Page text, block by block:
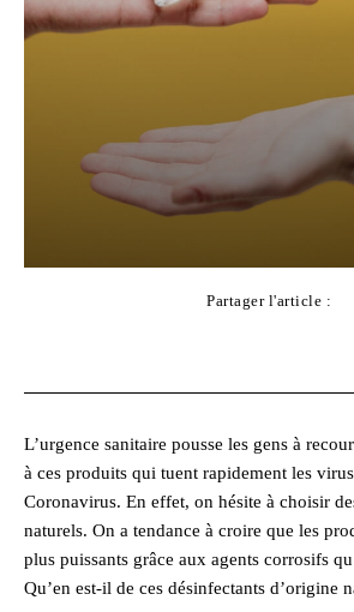
Partager l'article :
L’urgence sanitaire pousse les gens à
à ces produits qui tuent rapidement les
Coronavirus. En effet, on hésite à choisir
naturels. On a tendance à croire que les
plus puissants grâce aux agents corrosifs
Qu’en est-il de ces désinfectants d’origine